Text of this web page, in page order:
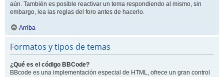
aún. También es posible reactivar un tema respondiendo al mismo, sin
embargo, lea las reglas del foro antes de hacerlo.
Arriba
Formatos y tipos de temas
¿Qué es el código BBCode?
BBcode es una implementación especial de HTML, ofrece un gran control